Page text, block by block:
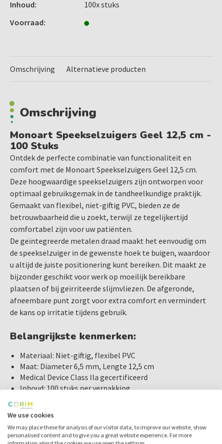
Kleur: Geel
de kleuren:
Oranje
Lime
Blauw
Groen
Transparant
Geel
Of u nu een ervaren tandarts bent of een assistent, de
Monoart Speekselzuigers Geel bieden u de kwaliteit en
flexibiliteit die nodig is om elke behandeling soepel te
laten verlopen. Kies voor betrouwbaarheid en comfort met
deze essentiële toevoeging aan uw praktijk.
Bestel vandaag nog en ervaar zelf het verschil!
Inhoud:
100x stuks
Voorraad:
Omschrijving Alternatieve producten
Omschrijving
Monoart Speekselzuigers Geel 12,5 cm -
100 Stuks
Ontdek de perfecte combinatie van functionaliteit en
comfort met de Monoart Speekselzuigers Geel 12,5 cm.
Deze hoogwaardige speekselzuigers zijn ontworpen voor
optimaal gebruiksgemak in de tandheelkundige praktijk.
Gemaakt van flexibel, niet-giftig PVC, bieden ze de
betrouwbaarheid die u zoekt, terwijl ze tegelijkertijd
comfortabel zijn voor uw patiënten.
De geïntegreerde metalen draad maakt het eenvoudig om
de speekselzuiger in de gewenste hoek te buigen, waardoor
u altijd de juiste positionering kunt bereiken. Dit maakt ze
bijzonder geschikt voor werk op moeilijk bereikbare
plaatsen of bij geïrriteerde slijmvliezen. De afgeronde,
afneembare punt zorgt voor extra comfort en vermindert
de kans op irritatie tijdens gebruik.
Belangrijkste kenmerken:
Materiaal: Niet-giftig, flexibel PVC
Maat: Diameter 6,5 mm, Lengte 12,5 cm
Medical Device Class IIa gecertificeerd
Inhoud: 100 stuks per verpakking
Kleur: Geel
Monoart speekselzuigers 12,5cm zijn
ook verkrijgbaar in de kleuren:
We use cookies
We may place these for analysis of our visitor data, to improve our website, show
personalised content and to give you a great website experience. For more